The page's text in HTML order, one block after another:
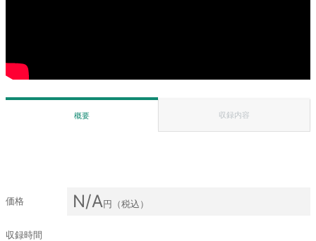
概要 収録内容
価格 N/A円（税込）
収録時間